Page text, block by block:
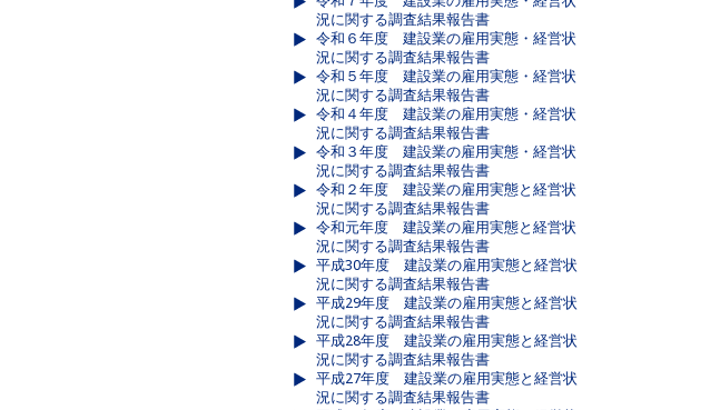
況に関する調査結果報告書
令和６年度 建設業の雇用実態・経営状
況に関する調査結果報告書
令和５年度 建設業の雇用実態・経営状
況に関する調査結果報告書
令和４年度 建設業の雇用実態・経営状
況に関する調査結果報告書
令和３年度 建設業の雇用実態・経営状
況に関する調査結果報告書
令和２年度 建設業の雇用実態と経営状
況に関する調査結果報告書
令和元年度 建設業の雇用実態と経営状
況に関する調査結果報告書
平成30年度 建設業の雇用実態と経営状
況に関する調査結果報告書
平成29年度 建設業の雇用実態と経営状
況に関する調査結果報告書
平成28年度 建設業の雇用実態と経営状
況に関する調査結果報告書
平成27年度 建設業の雇用実態と経営状
況に関する調査結果報告書